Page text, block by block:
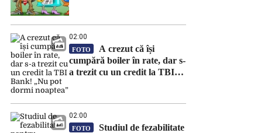
02:00
FOTO
A crezut că își
cumpără boiler în rate, dar s-
a trezit cu un credit la TBI
02:00
FOTO
Studiul de fezabilitate